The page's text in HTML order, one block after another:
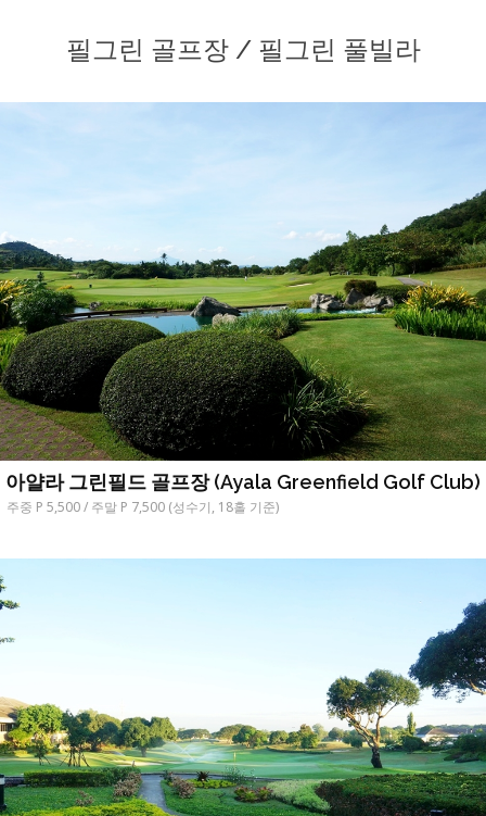
필그린 골프장 / 필그린 풀빌라
아얄라 그린필드 골프장 (Ayala Greenfield Golf Club)
주중 P 5,500 / 주말 P 7,500 (성수기, 18홀 기준)